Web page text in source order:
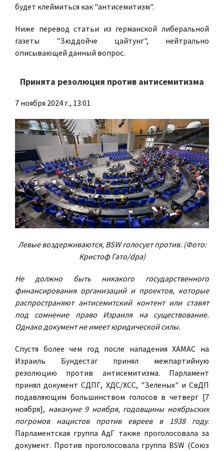
будет клеймиться как "антисемитизм".
Ниже перевод статьи из германской либеральной
газеты "Зюддойче цайтунг", нейтрально
описывающей данный вопрос.
Принята резолюция против антисемитизма
7 ноября 2024 г., 13:01
Левые воздерживаются, BSW голосует против. (Фото:
Кристоф Гато/dpa)
Не должно быть никакого государственного
финансирования организаций и проектов, которые
распространяют антисемитский контент или ставят
под сомнение право Израиля на существование.
Однако документ не имеет юридической силы.
Спустя более чем год после нападения ХАМАС на
Израиль Бундестаг принял межпартийную
резолюцию против антисемитизма. Парламент
принял документ СДПГ, ХДС/ХСС, "Зеленых" и СвДП
подавляющим большинством голосов в четверг [7
ноября], накануне 9 ноября, годовщины ноябрьских
погромов нацистов против евреев в 1938 году.
Парламентская группа АдГ также проголосовала за
документ. Против проголосовала группа BSW (Союз